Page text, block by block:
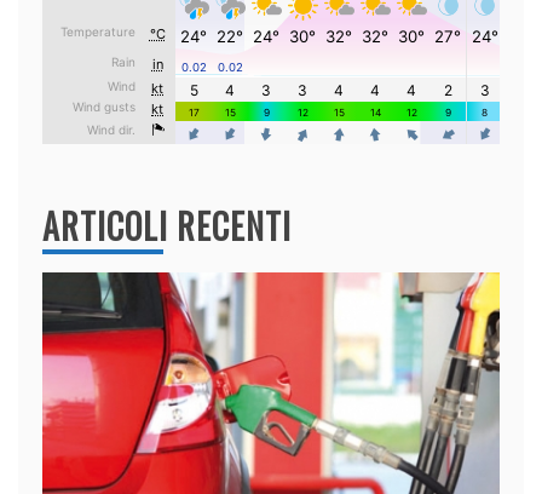
ARTICOLI RECENTI